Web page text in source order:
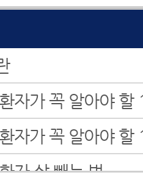
자가 꼭 알아야 할
자가 꼭 알아야 할